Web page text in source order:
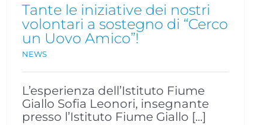
Tante le iniziative dei nostri
volontari a sostegno di “Cerco
un Uovo Amico”!
NEWS
L’esperienza dell’Istituto Fiume
Giallo Sofia Leonori, insegnante
presso l’Istituto Fiume Giallo [...]